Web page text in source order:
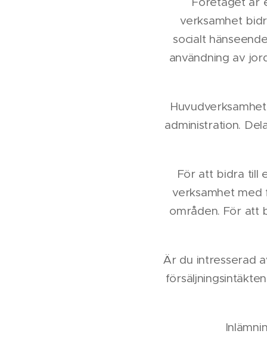
verksamhet
socialt
användning av
administration.
För att bidra till
verksamhet med
områden. För att
Är du intresserad